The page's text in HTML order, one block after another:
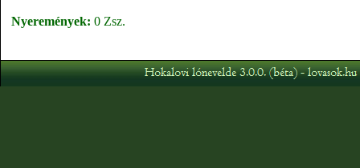
Nyeremények: 0 Zsz.